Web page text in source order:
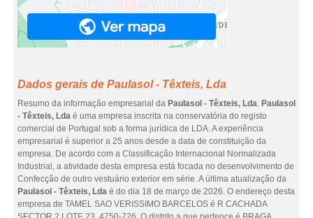
Dados gerais de Paulasol - Têxteis, Lda
Resumo da informação empresarial da Paulasol - Têxteis, Lda. Paulasol
- Têxteis, Lda é uma empresa inscrita na conservatória do registo
comercial de Portugal sob a forma jurídica de LDA. A experiência
empresarial é superior a 25 anos desde a data de constituição da
empresa. De acordo com a Classificação Internacional Normalizada
Industrial, a atividade desta empresa está focada no desenvolvimento de
Confecção de outro vestuário exterior em série. A última atualização da
Paulasol - Têxteis, Lda é do dia 18 de março de 2026. O endereço desta
empresa de TAMEL SAO VERISSIMO BARCELOS é R CACHADA